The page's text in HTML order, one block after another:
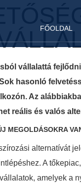
FŐOLDAL
vállalattá
hasonló
Az
reális és valós
MEGOLDÁSOKRA
alternatívát
A
amelyek a